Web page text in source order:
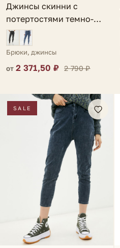
Джинсы скинни с
потертостями темно-
синие Caulonia
Брюки, джинсы
от 2 371,50 ₽ 2 790 ₽
SALE